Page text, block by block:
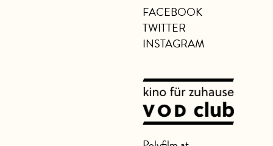
FACEBOOK
TWITTER
INSTAGRAM